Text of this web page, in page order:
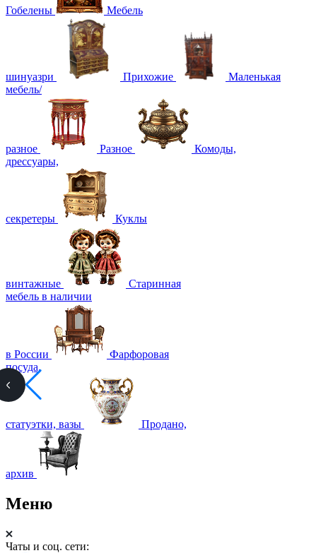
Гобелены Мебель
шинуазри Прихожие
Маленькая
мебель/
разное Разное
Комоды,
дрессуары,
секретеры Куклы
винтажные
Старинная
мебель в наличии
в России
Фарфоровая
посуда,
статуэтки, вазы Продано,
архив
Меню
Чаты и соц. сети: